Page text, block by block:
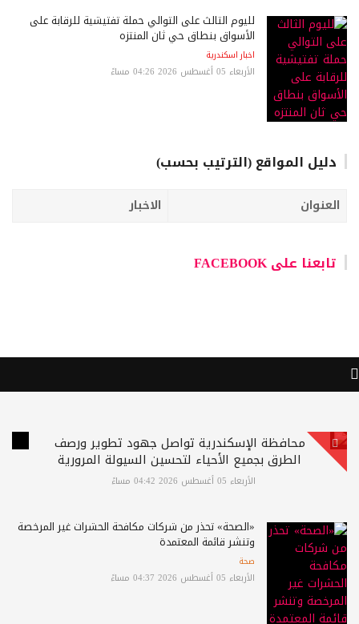
لليوم الثالث على التوالي حملة تفتيشية للرقابة على
الأسواق بنطاق حي ثان المنتزه
اخبار اسكندرية
الأربعاء 05 أغسطس 2026 04:26 مساءً
دليل المواقع (الترتيب بحسب)
العنوان الاخبار
تابعنا على FACEBOOK
محافظة الإسكندرية تواصل جهود تطوير ورصف
الطرق بجميع الأحياء لتحسين السيولة المرورية
الأربعاء 05 أغسطس 2026 04:42 مساءً
«الصحة» تحذر من شركات مكافحة الحشرات غير المرخصة
وتنشر قائمة المعتمدة
صحة
الأربعاء 05 أغسطس 2026 04:37 مساءً